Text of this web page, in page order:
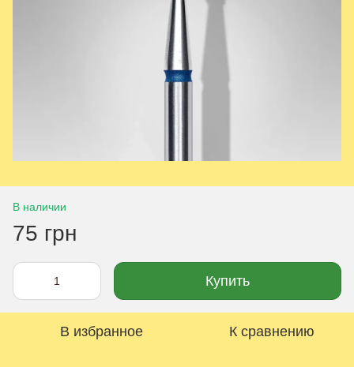
В наличии
75 грн
Купить
В избранное К сравнению